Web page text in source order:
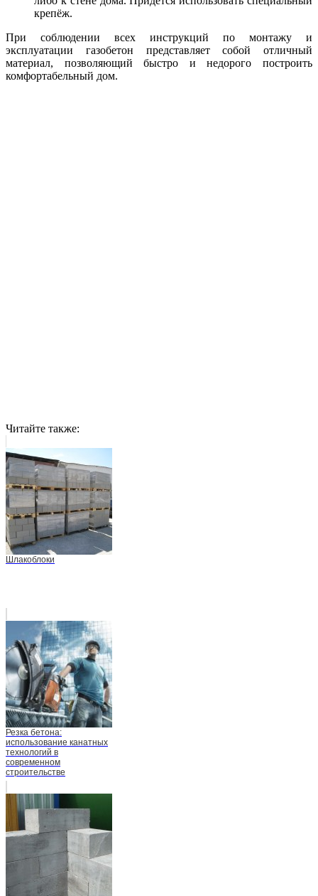
крепёж.
При соблюдении всех инструкций по монтажу и
эксплуатации газобетон представляет собой отличный
материал, позволяющий быстро и недорого построить
комфортабельный дом.
Читайте также:
Шлакоблоки
Резка бетона:
использование канатных
технологий в
современном
строительстве